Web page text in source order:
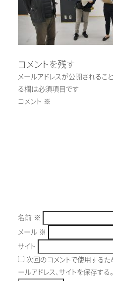
コメントを残す
メールアドレスが公開されるこ
る欄は必須項目です
コメント ※
名前 ※
メール ※
サイト
次回のコメントで使用する
ールアドレス、サイトを保存する。